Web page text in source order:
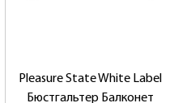
Pleasure State White Label
Бюстгальтер Балконет